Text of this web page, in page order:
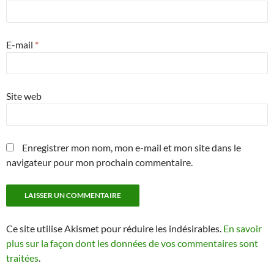
E-mail *
Site web
Enregistrer mon nom, mon e-mail et mon site dans le
navigateur pour mon prochain commentaire.
Ce site utilise Akismet pour réduire les indésirables. En savoir
plus sur la façon dont les données de vos commentaires sont
traitées.